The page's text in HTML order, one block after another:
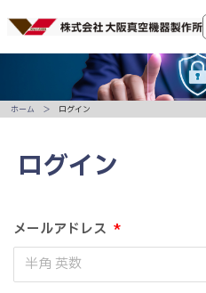
ログイン
メールアドレス *
ホーム ログイン